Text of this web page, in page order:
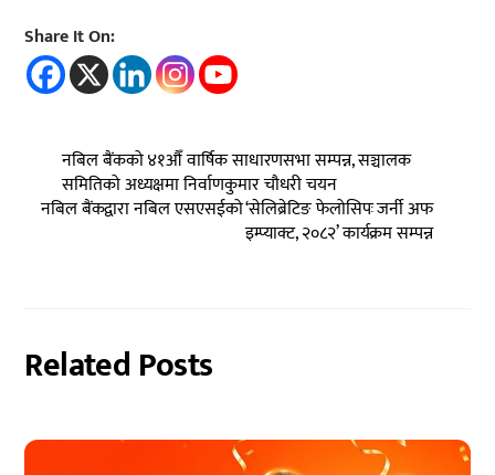
Share It On:
नबिल बैंकको ४१औँ वार्षिक साधारणसभा सम्पन्न, सञ्चालक
समितिको अध्यक्षमा निर्वाणकुमार चौधरी चयन
नबिल बैंकद्वारा नबिल एसएसईको ‘सेलिब्रेटिङ फेलोसिपः जर्नी अफ
इम्प्याक्ट, २०८२’ कार्यक्रम सम्पन्न
Related Posts